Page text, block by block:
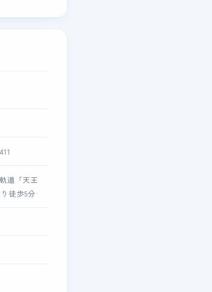
道「天王
徒歩5分